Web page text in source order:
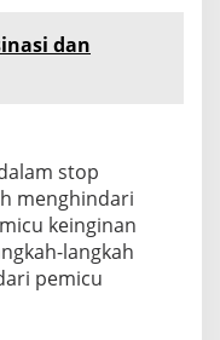
dan
stop
menghindari
keinginan
langkah
pemicu